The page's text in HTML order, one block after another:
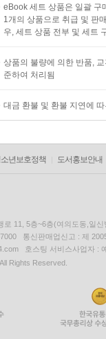
eBook 세트 상품은 일괄 구
1개의 상품으로 취급 및 판
우, 세트 상품 전부 및 세트
상품의 불량에 의한 반품,
준하여 처리됨
대금 환불 및 환불 지연에
년보호정책 도서홍보안내
로 11, 5층~6층(여의도동,일신
통신판매업신고 : 제
호스팅 서비스사업자 :
Rights Reserved.